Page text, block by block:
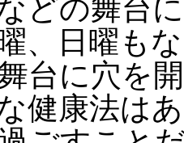
どの舞台
、日曜も
台に穴を
健康法は